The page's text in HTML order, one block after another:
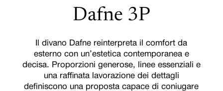
Dafne 3P
Il divano Dafne reinterpreta il comfort da
esterno con un’estetica contemporanea e
decisa. Proporzioni generose, linee essenziali e
una raffinata lavorazione dei dettagli
definiscono una proposta capace di coniugare